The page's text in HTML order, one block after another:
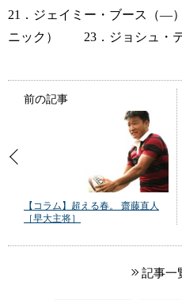
21．ジェイミー・ブース（
ニック） 23．ジョシュ・
前の記事
【コラム】超える春。 齋藤直人
［早大主将］
記事一